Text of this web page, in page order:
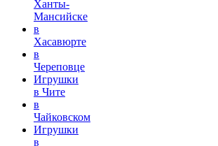
Ханты-
Мансийске
в
Хасавюрте
в
Череповце
Игрушки
в Чите
в
Чайковском
Игрушки
в